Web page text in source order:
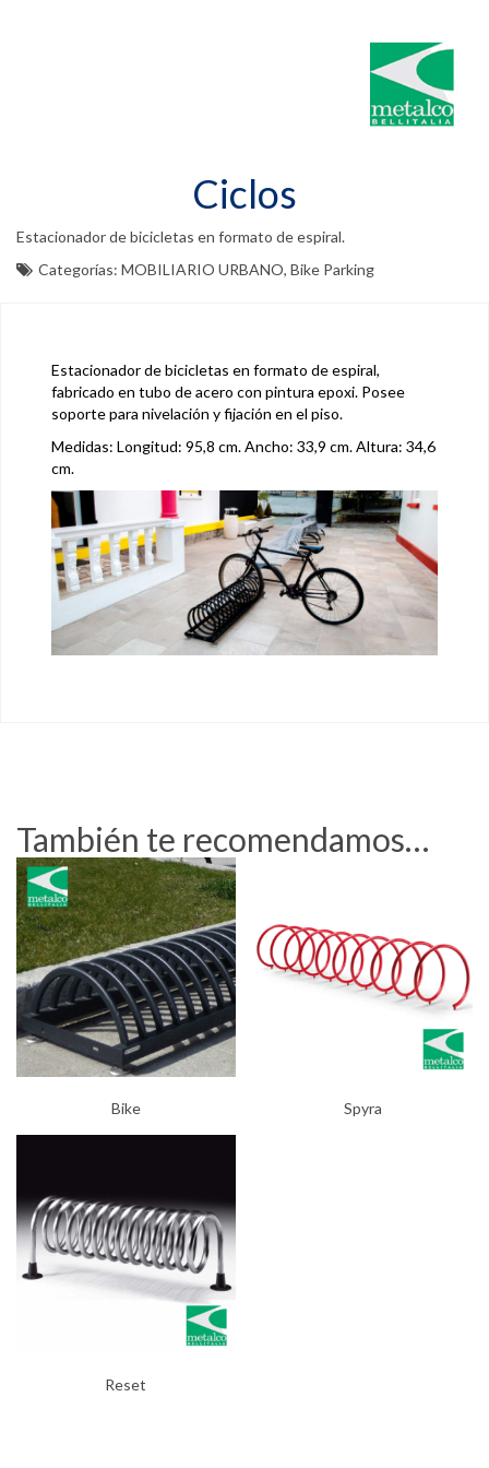
Ciclos
Estacionador de bicicletas en formato de espiral.
Categorías: MOBILIARIO URBANO, Bike Parking
Estacionador de bicicletas en formato de espiral,
fabricado en tubo de acero con pintura epoxi. Posee
soporte para nivelación y fijación en el piso.
Medidas: Longitud: 95,8 cm. Ancho: 33,9 cm. Altura: 34,6
cm.
También te recomendamos…
Bike Spyra
Reset